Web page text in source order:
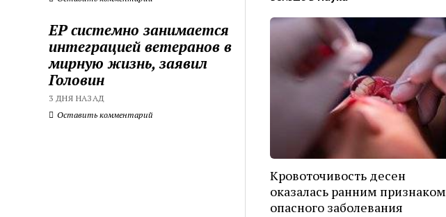
ЕР системно занимается
интеграцией ветеранов в
мирную жизнь, заявил
Головин
3 ДНЯ НАЗАД
Оставить комментарий
Кровоточивость десен
оказалась ранним признаком
опасного заболевания